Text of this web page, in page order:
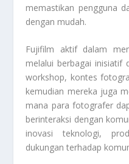
memastikan pengguna
dengan mudah.
Fujifilm aktif dalam
melalui berbagai inisiatif
workshop, kontes
kemudian mereka juga
mana para fotografer
berinteraksi dengan
inovasi teknologi,
dukungan terhadap